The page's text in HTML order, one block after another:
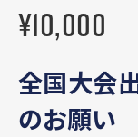
¥10,000
全国大会
のお願い